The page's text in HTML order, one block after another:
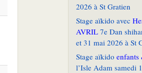
2026 à St Gratien
Stage aïkido avec
AVRIL 7e Dan
et 31 mai 2026 à St
Stage aïkido enfants
l’Isle Adam samedi